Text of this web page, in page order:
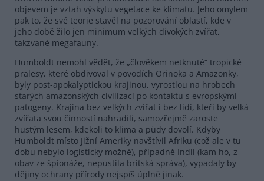
objevem je vztah výskytu vegetace ke klimatu. Jeho omylem
pak to, že své teorie stavěl na pozorování oblastí, kde v
jeho době žilo jen minimum velkých divokých zvířat,
takzvané megafauny.
Humboldt nemohl vědět, že „člověkem netknuté“ tropické
pralesy, které obdivoval v povodích Orinoka a Amazonky,
byly post-apokalyptickou krajinou, vyrostlou na hrobech
starých amazonských civilizací po kontaktu s evropskými
patogeny. Krajina bez velkých zvířat i bez lidí, kteří by velká
zvířata svou činností nahradili, samozřejmě zaroste
hustým lesem, kdekoli to klima a půdy dovolí. Kdyby
Humboldt místo Jižní Ameriky navštívil Afriku (což ale v tu
dobu nebylo logisticky možné), případně Indii (kam ho, z
obav ze špionáže, nepustila britská správa), vypadaly by
dějiny ochrany přírody nejspíš úplně jinak.